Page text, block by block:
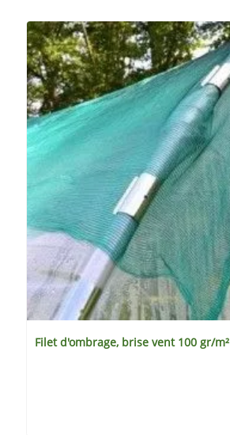
Filet d'ombrage, brise vent 100 gr/m²